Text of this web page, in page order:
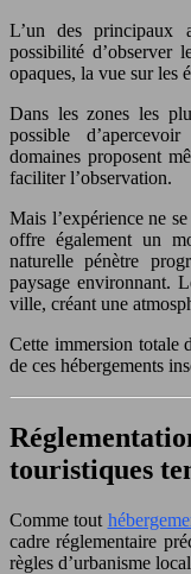
L’un des principaux
possibilité d’observer
opaques, la vue sur les
Dans les zones les
possible
domaines proposent
faciliter l’observation.
Mais l’expérience ne
offre également un
naturelle pénètre
paysage environnant.
ville, créant une
Cette immersion totale
de ces hébergements
touristiques
Comme tout
cadre réglementaire
règles d’urbanisme